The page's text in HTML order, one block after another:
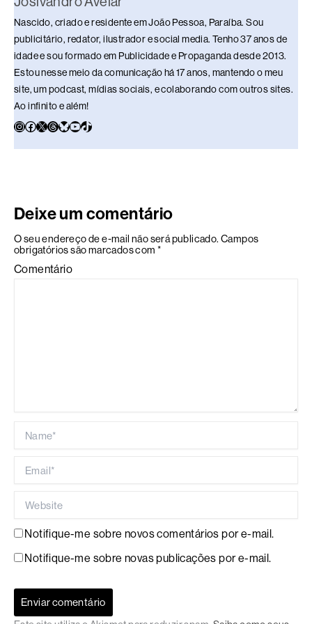
Nascido, criado e residente em João Pessoa, Paraíba. Sou
publicitário, redator, ilustrador e social media. Tenho 37 anos de
idade e sou formado em Publicidade e Propaganda desde 2013.
Estou nesse meio da comunicação há 17 anos, mantendo o meu
site, um podcast, mídias sociais, e colaborando com outros sites.
Ao infinito e além!
Deixe um comentário
O seu endereço de e-mail não será publicado. Campos
obrigatórios são marcados com *
Comentário
Notifique-me sobre novos comentários por e-mail.
Notifique-me sobre novas publicações por e-mail.